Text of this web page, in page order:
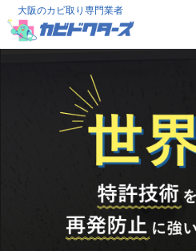
大阪のカビ取り専門業者